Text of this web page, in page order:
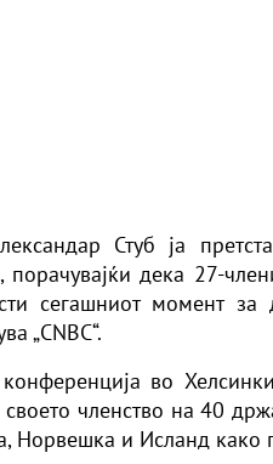
Стуб ја
порачувајќи дека 27-
сегашниот момент за
„CNBC“.
конференција во
членство на 40
Норвешка и Исланд како